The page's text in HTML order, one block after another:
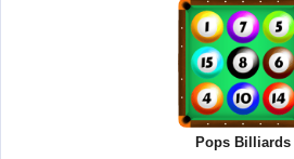
Pops Billiards